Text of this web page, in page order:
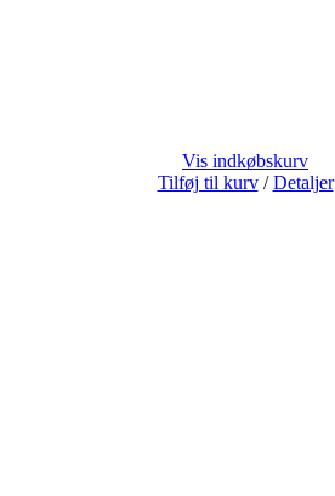
Vis indkøbskurv
Tilføj til kurv / Detaljer